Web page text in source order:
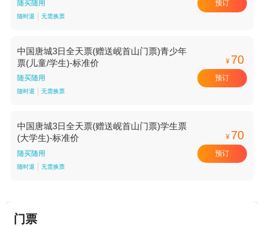
随买随用
随时退 无需换票
预订
中国唐城3日全天票(赠送岘首山门票)青少年
票(儿童/学生)-标准价
随买随用
随时退 无需换票
¥ 70
预订
中国唐城3日全天票(赠送岘首山门票)学生票
(大学生)-标准价
随买随用
随时退 无需换票
¥ 70
预订
门票